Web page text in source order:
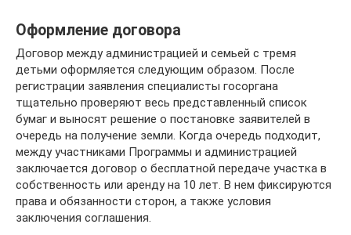
Оформление договора
Договор между администрацией и семьей с тремя
детьми оформляется следующим образом. После
регистрации заявления специалисты госоргана
тщательно проверяют весь представленный список
бумаг и выносят решение о постановке заявителей в
очередь на получение земли. Когда очередь подходит,
между участниками Программы и администрацией
заключается договор о бесплатной передаче участка в
собственность или аренду на 10 лет. В нем фиксируются
права и обязанности сторон, а также условия
заключения соглашения.